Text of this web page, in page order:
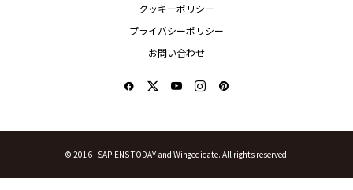
クッキーポリシー
プライバシーポリシー
お問い合わせ
© 2016 -SAPIENS TODAY and Wingedicate. All rights reserved.